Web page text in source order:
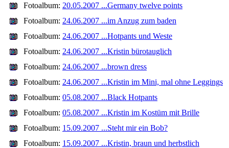
Fotoalbum: 20.05.2007 ...Germany twelve points
Fotoalbum: 24.06.2007 ...im Anzug zum baden
Fotoalbum: 24.06.2007 ...Hotpants und Weste
Fotoalbum: 24.06.2007 ...Kristin bürotauglich
Fotoalbum: 24.06.2007 ...brown dress
Fotoalbum: 24.06.2007 ...Kristin im Mini, mal ohne Leggings
Fotoalbum: 05.08.2007 ...Black Hotpants
Fotoalbum: 05.08.2007 ...Kristin im Kostüm mit Brille
Fotoalbum: 15.09.2007 ...Steht mir ein Bob?
Fotoalbum: 15.09.2007 ...Kristin, braun und herbstlich